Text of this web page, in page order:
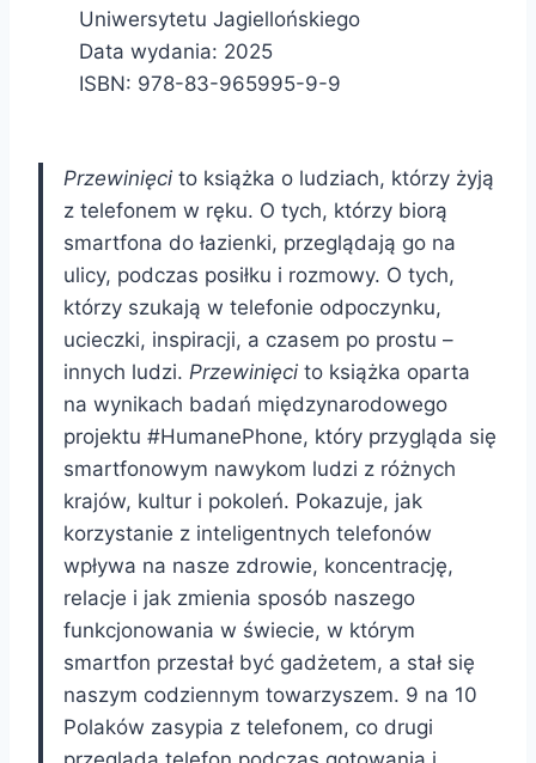
Uniwersytetu Jagiellońskiego
Data wydania: 2025
ISBN: 978-83-965995-9-9
Przewinięci to książka o ludziach, którzy żyją
z telefonem w ręku. O tych, którzy biorą
smartfona do łazienki, przeglądają go na
ulicy, podczas posiłku i rozmowy. O tych,
którzy szukają w telefonie odpoczynku,
ucieczki, inspiracji, a czasem po prostu –
innych ludzi. Przewinięci to książka oparta
na wynikach badań międzynarodowego
projektu #HumanePhone, który przygląda się
smartfonowym nawykom ludzi z różnych
krajów, kultur i pokoleń. Pokazuje, jak
korzystanie z inteligentnych telefonów
wpływa na nasze zdrowie, koncentrację,
relacje i jak zmienia sposób naszego
funkcjonowania w świecie, w którym
smartfon przestał być gadżetem, a stał się
naszym codziennym towarzyszem. 9 na 10
Polaków zasypia z telefonem, co drugi